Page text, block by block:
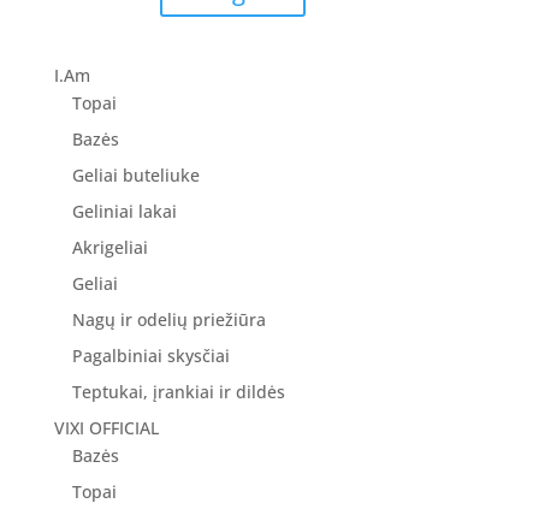
price
I.Am
Topai
Bazės
Geliai buteliuke
Geliniai lakai
Akrigeliai
Geliai
Nagų ir odelių priežiūra
Pagalbiniai skysčiai
Teptukai, įrankiai ir dildės
VIXI OFFICIAL
Bazės
Topai